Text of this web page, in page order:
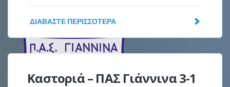
ΔΙΑΒΆΣΤΕ ΠΕΡΙΣΣΌΤΕΡΑ
Καστοριά – ΠΑΣ Γιάννινα 3-1